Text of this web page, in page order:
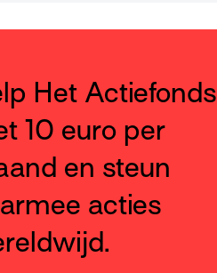
Het Actiefonds
10 euro per
en steun
acties